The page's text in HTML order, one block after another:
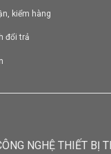
kiểm hàng
đổi trả
NGHỆ THIẾT BỊ